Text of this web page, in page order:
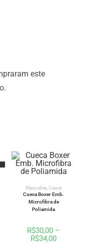
este
VER OPÇÕES
Masculina ,Cueca
Cueca Boxer Emb.
Microfibra de
Poliamida
R$30,00 –
R$34,00